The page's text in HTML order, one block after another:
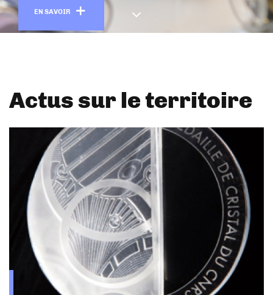
En savoir plus
EN SAVOIR
Actus sur le territoire